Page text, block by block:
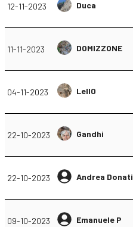
12-11-2023 Duca
11-11-2023 DOMIZZONE
04-11-2023 Lell0
22-10-2023 Gandhi
22-10-2023 Andrea Donati
09-10-2023 Emanuele P